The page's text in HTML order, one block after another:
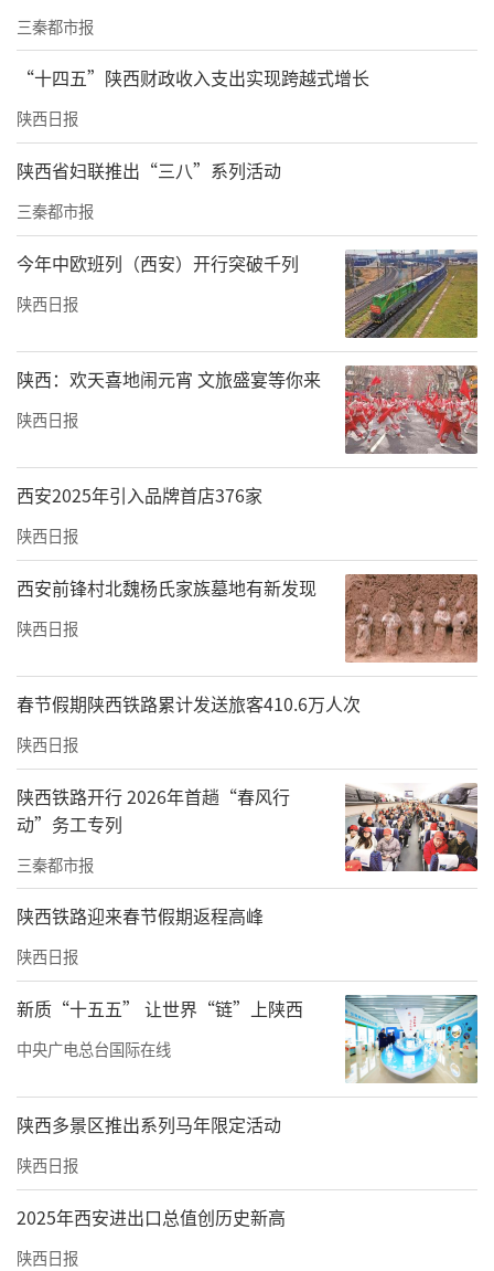
三秦都市报
“十四五”陕西财政收入支出实现跨越式增长
陕西日报
陕西省妇联推出“三八”系列活动
三秦都市报
今年中欧班列（西安）开行突破千列
陕西日报
陕西：欢天喜地闹元宵 文旅盛宴等你来
陕西日报
西安2025年引入品牌首店376家
陕西日报
西安前锋村北魏杨氏家族墓地有新发现
陕西日报
春节假期陕西铁路累计发送旅客410.6万人次
陕西日报
陕西铁路开行 2026年首趟“春风行
动”务工专列
三秦都市报
陕西铁路迎来春节假期返程高峰
陕西日报
新质“十五五” 让世界“链”上陕西
中央广电总台国际在线
陕西多景区推出系列马年限定活动
陕西日报
2025年西安进出口总值创历史新高
陕西日报